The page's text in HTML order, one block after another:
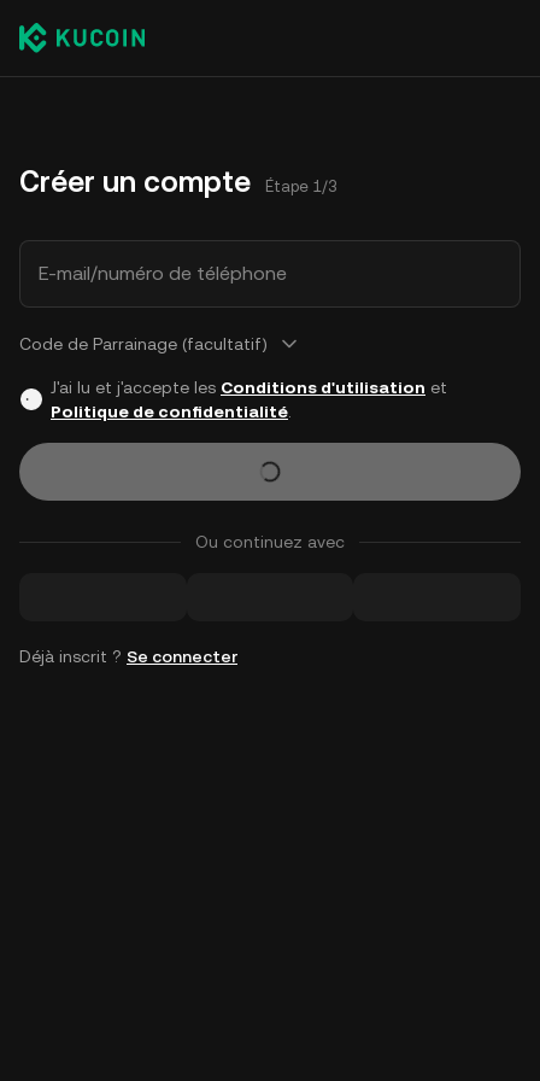
Créer un compte Étape 1/3
E-mail/numéro de téléphone
Code de Parrainage (facultatif)
J'ai lu et j'accepte les Conditions d'utilisation et
Politique de confidentialité.
Ou continuez avec
Déjà inscrit ? Se connecter